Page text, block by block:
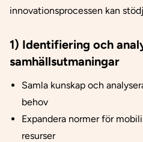
innovationsprocessen kan
1) Identifiering och
samhällsutmaningar
Samla kunskap och
behov
Expandera normer för
resurser